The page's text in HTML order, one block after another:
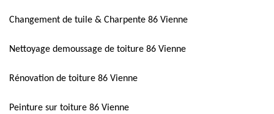
Changement de tuile & Charpente 86 Vienne
Nettoyage demoussage de toiture 86 Vienne
Rénovation de toiture 86 Vienne
Peinture sur toiture 86 Vienne